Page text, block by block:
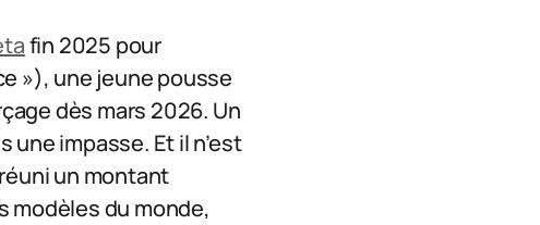
fin 2025 pour
»), une jeune pousse
dès mars 2026. Un
une impasse. Et il n’est
un montant
modèles du monde,